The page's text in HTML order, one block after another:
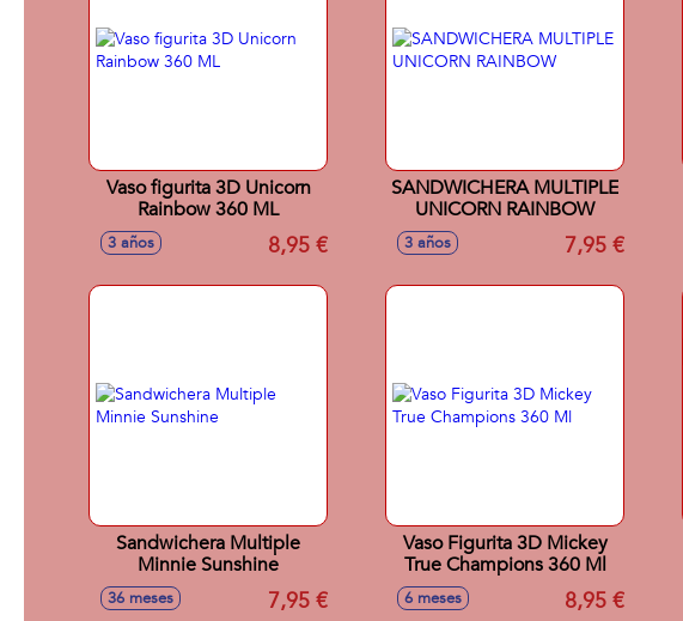
Vaso figurita 3D Unicorn
Rainbow 360 ML
3 años 8,95 €
SANDWICHERA MULTIPLE
UNICORN RAINBOW
3 años 7,95 €
Sandwichera Multiple
Minnie Sunshine
36 meses 7,95 €
Vaso Figurita 3D Mickey
True Champions 360 Ml
6 meses 8,95 €